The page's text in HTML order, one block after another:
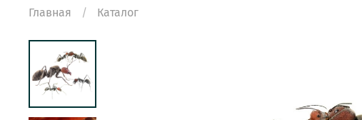
Главная Каталог